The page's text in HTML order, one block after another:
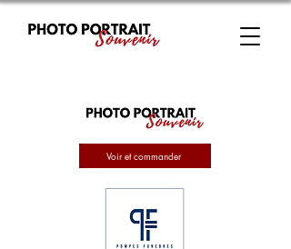
Voir et commander